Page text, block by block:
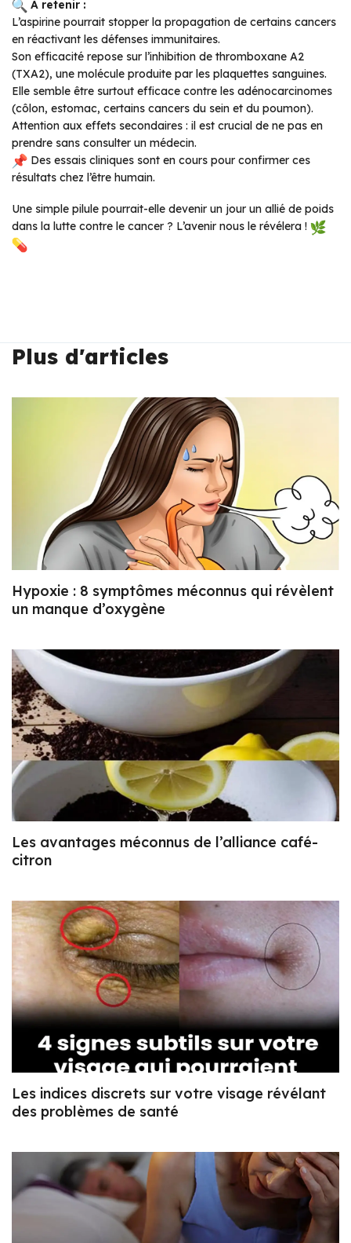
À retenir :
L’aspirine pourrait stopper la propagation de certains cancers
en réactivant les défenses immunitaires.
Son efficacité repose sur l’inhibition de thromboxane A2
(TXA2), une molécule produite par les plaquettes sanguines.
Elle semble être surtout efficace contre les adénocarcinomes
(côlon, estomac, certains cancers du sein et du poumon).
Attention aux effets secondaires : il est crucial de ne pas en
prendre sans consulter un médecin.
Des essais cliniques sont en cours pour confirmer ces
résultats chez l’être humain.
Une simple pilule pourrait-elle devenir un jour un allié de poids
dans la lutte contre le cancer ? L’avenir nous le révélera !
Plus d'articles
Hypoxie : 8 symptômes méconnus qui révèlent
un manque d’oxygène
Les avantages méconnus de l’alliance café-
citron
Les indices discrets sur votre visage révélant
des problèmes de santé